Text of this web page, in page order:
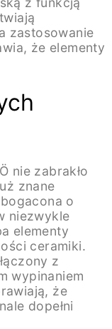
zastosowanie
że elementy
nie zabrakło
znane
o
niezwykle
elementy
ceramiki.
z
wypinaniem
że
dopełni